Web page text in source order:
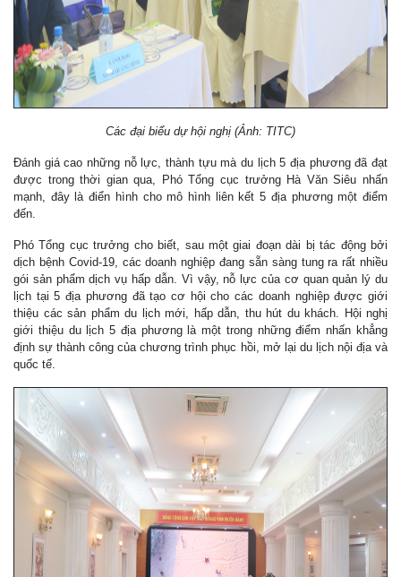
Các đại biểu dự hội nghị (Ảnh: TITC)
Đánh giá cao những nỗ lực, thành tựu mà du lịch 5 địa phương đã đạt
được trong thời gian qua, Phó Tổng cục trưởng Hà Văn Siêu nhấn
mạnh, đây là điển hình cho mô hình liên kết 5 địa phương một điểm
đến.
Phó Tổng cục trưởng cho biết, sau một giai đoạn dài bị tác động bởi
dịch bệnh Covid-19, các doanh nghiệp đang sẵn sàng tung ra rất nhiều
gói sản phẩm dịch vụ hấp dẫn. Vì vậy, nỗ lực của cơ quan quản lý du
lịch tại 5 địa phương đã tạo cơ hội cho các doanh nghiệp được giới
thiệu các sản phẩm du lịch mới, hấp dẫn, thu hút du khách. Hội nghị
giới thiệu du lịch 5 địa phương là một trong những điểm nhấn khẳng
định sự thành công của chương trình phục hồi, mở lại du lịch nội địa và
quốc tế.